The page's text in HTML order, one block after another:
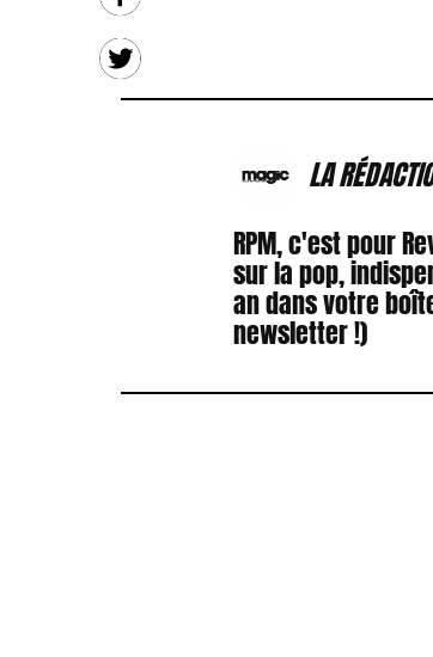
LA
RPM, c'est pour
sur la pop,
an dans votre
newsletter !)